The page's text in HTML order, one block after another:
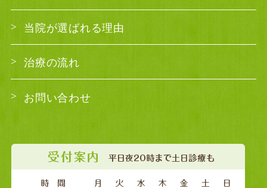
当院が選ばれる理由
治療の流れ
お問い合わせ